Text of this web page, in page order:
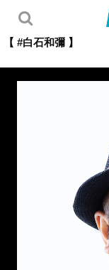
【 #白石和彌 】